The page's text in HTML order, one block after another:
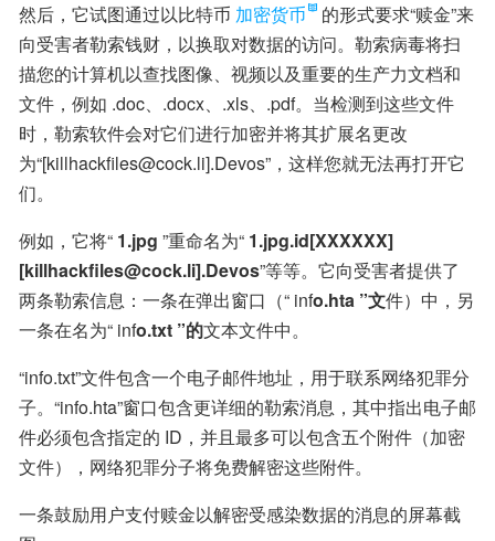
然后，它试图通过以比特币 加密货币
的形式要求“赎金”来
向受害者勒索钱财，以换取对数据的访问。勒索病毒将扫
描您的计算机以查找图像、视频以及重要的生产力文档和
文件，例如 .doc、.docx、.xls、.pdf。当检测到这些文件
时，勒索软件会对它们进行加密并将其扩展名更改
为“[killhackfiles@cock.li].Devos”，这样您就无法再打开它
们。
例如，它将“ 1.jpg ”重命名为“ 1.jpg.id[XXXXXX]
[killhackfiles@cock.li].Devos”等等。它向受害者提供了
两条勒索信息：一条在弹出窗口（“ info.hta ”文件）中，另
一条在名为“ info.txt ”的文本文件中。
“info.txt”文件包含一个电子邮件地址，用于联系网络犯罪分
子。“info.hta”窗口包含更详细的勒索消息，其中指出电子邮
件必须包含指定的 ID，并且最多可以包含五个附件（加密
文件），网络犯罪分子将免费解密这些附件。
一条鼓励用户支付赎金以解密受感染数据的消息的屏幕截